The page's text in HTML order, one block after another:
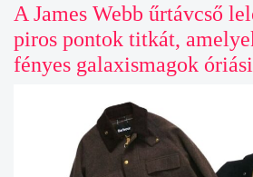
A James Webb űrtávcső
piros pontok titkát,
fényes galaxismagok